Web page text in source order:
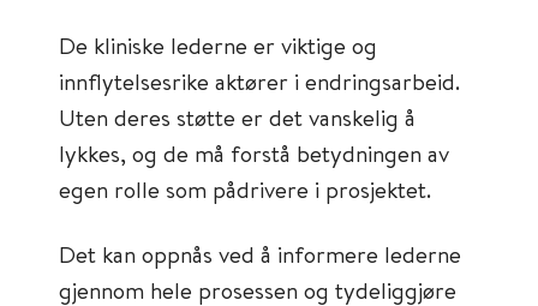
De kliniske lederne er viktige og
innflytelsesrike aktører i endringsarbeid.
Uten deres støtte er det vanskelig å
lykkes, og de må forstå betydningen av
egen rolle som pådrivere i prosjektet.
Det kan oppnås ved å informere lederne
gjennom hele prosessen og tydeliggjøre